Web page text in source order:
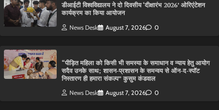
डीआईटी विश्वविद्यालय ने दो दिवसीय ‘दीक्षारंभ 2026’ ओरिएंटेशन
कार्यक्रम का किया आयोजन
News Desk August 7, 2026 0
“पीड़ित महिला को किसी भी समस्या के समाधान व न्याय हेतु आयोग
सदैव उनके साथ; शासन-प्रशासन के समन्वय से ऑन-द-स्पॉट
निस्तारण ही हमारा संकल्प” कुसुम कंडवाल
News Desk August 7, 2026 0